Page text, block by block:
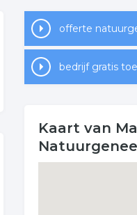
offerte
bedrijf gratis
Kaart van